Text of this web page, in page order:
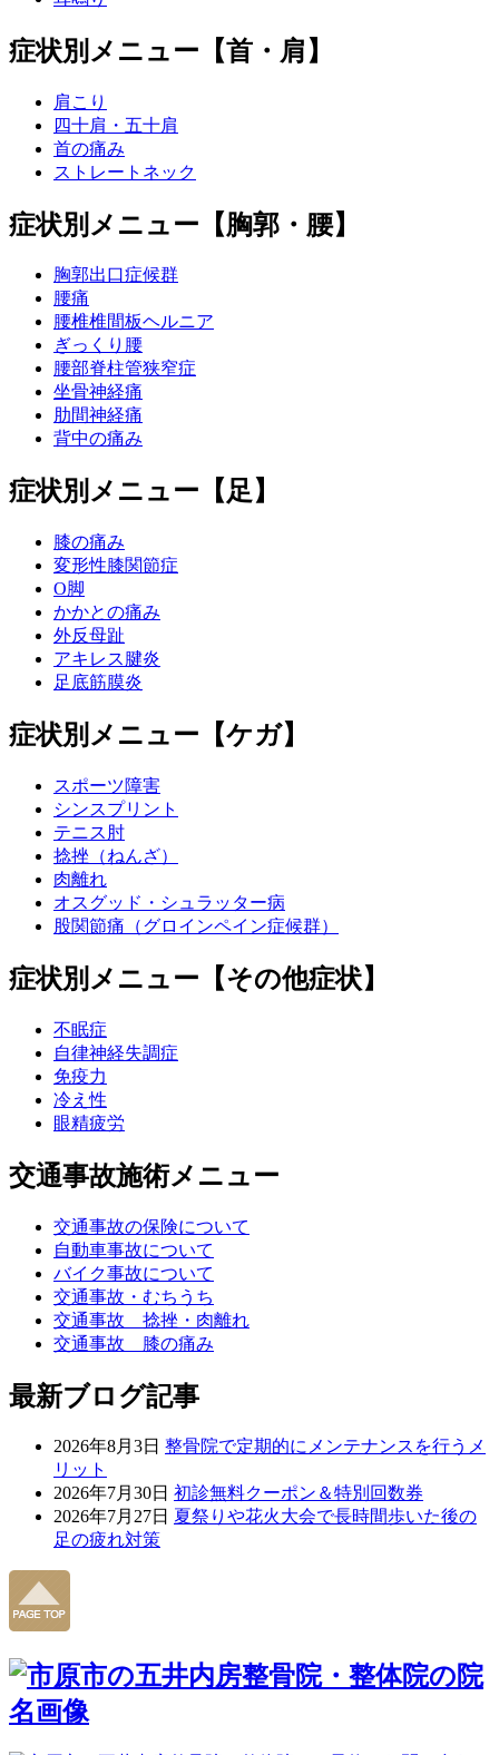
症状別メニュー【首・肩】
肩こり
四十肩・五十肩
首の痛み
ストレートネック
症状別メニュー【胸郭・腰】
胸郭出口症候群
腰痛
腰椎椎間板ヘルニア
ぎっくり腰
腰部脊柱管狭窄症
坐骨神経痛
肋間神経痛
背中の痛み
症状別メニュー【足】
膝の痛み
変形性膝関節症
O脚
かかとの痛み
外反母趾
アキレス腱炎
足底筋膜炎
症状別メニュー【ケガ】
スポーツ障害
シンスプリント
テニス肘
捻挫（ねんざ）
肉離れ
オスグッド・シュラッター病
股関節痛（グロインペイン症候群）
症状別メニュー【その他症状】
不眠症
自律神経失調症
免疫力
冷え性
眼精疲労
交通事故施術メニュー
交通事故の保険について
自動車事故について
バイク事故について
交通事故・むちうち
交通事故 捻挫・肉離れ
交通事故 膝の痛み
最新ブログ記事
2026年8月3日 整骨院で定期的にメンテナンスを行うメ
リット
2026年7月30日 初診無料クーポン＆特別回数券
2026年7月27日 夏祭りや花火大会で長時間歩いた後の
足の疲れ対策